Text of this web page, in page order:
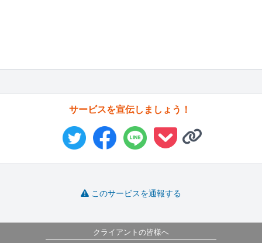
サービスを宣伝しましょう！
このサービスを通報する
クライアントの皆様へ